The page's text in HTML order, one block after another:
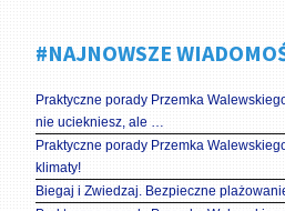
#NAJNOWSZE
Praktyczne porady Przemka
nie uciekniesz, ale …
Praktyczne porady Przemka
klimaty!
Biegaj i Zwiedzaj. Bezpieczne